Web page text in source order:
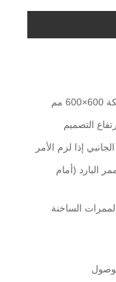
البارد (أمام
الساخنة